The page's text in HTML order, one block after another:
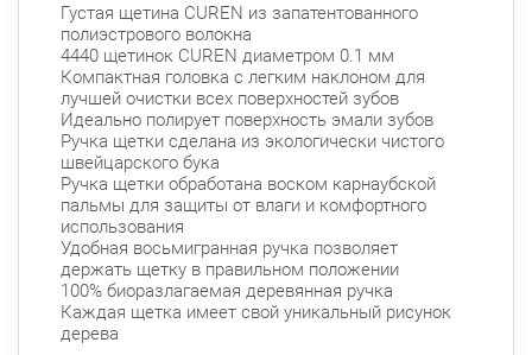
Круглосуточно
Проспект Большевиков
ул. Дыбенко ул., д. 8, к. 3 Круглосуточно
Улица Дыбенко
Подвойского 6/5 (Белышева, 5) 8:00-22:00
Проспект Большевиков Улица Дыбенко
Петроградский район
Чкаловский пр., д. 60 Круглосуточно
Петроградская
Спортивная
Чкаловская
Приморский район
Густая щетина CUREN из запатентованного
полиэстрового волокна
4440 щетинок CUREN диаметром 0.1 мм
Компактная головка с легким наклоном для
лучшей очистки всех поверхностей зубов
Идеально полирует поверхность эмали зубов
Ручка щетки сделана из экологически чистого
швейцарского бука
Ручка щетки обработана воском карнаубской
пальмы для защиты от влаги и комфортного
использования
Удобная восьмигранная ручка позволяет
держать щетку в правильном положении
100% биоразлагаемая деревянная ручка
Каждая щетка имеет свой уникальный рисунок
дерева